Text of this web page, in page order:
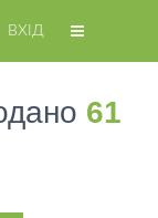
ВХІД
61